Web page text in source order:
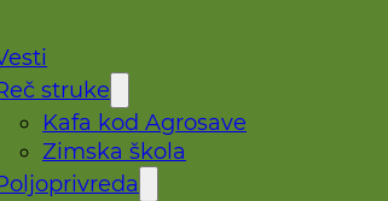
struke
Kafa kod Agrosave
Zimska škola